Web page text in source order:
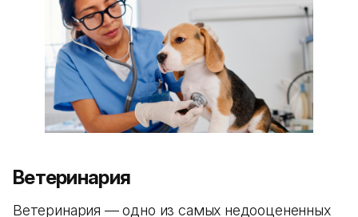
Ветеринария
Ветеринария — одно из самых недооцененных